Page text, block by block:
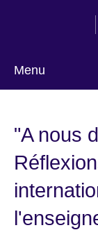
Menu
language
"A nous